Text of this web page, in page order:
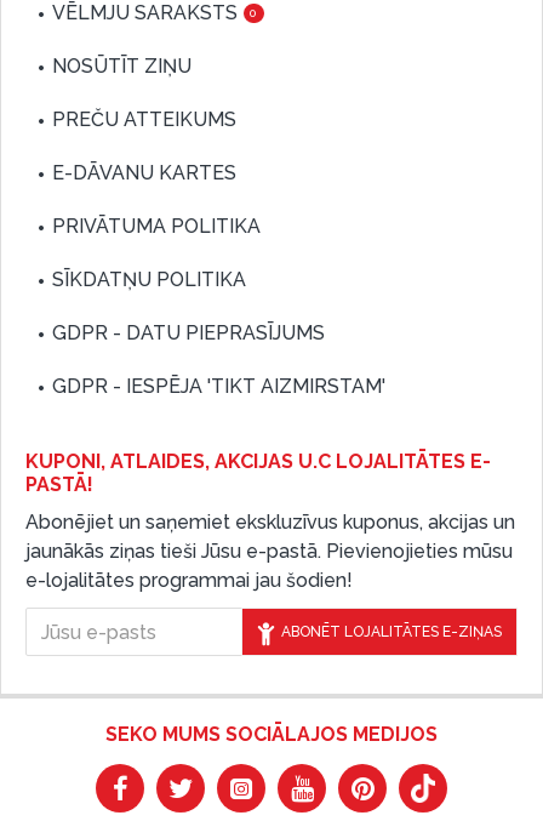
VĒLMJU SARAKSTS 0
NOSŪTĪT ZIŅU
PREČU ATTEIKUMS
E-DĀVANU KARTES
PRIVĀTUMA POLITIKA
SĪKDATŅU POLITIKA
GDPR - DATU PIEPRASĪJUMS
GDPR - IESPĒJA 'TIKT AIZMIRSTAM'
KUPONI, ATLAIDES, AKCIJAS U.C LOJALITĀTES E-
PASTĀ!
Abonējiet un saņemiet ekskluzīvus kuponus, akcijas un
jaunākās ziņas tieši Jūsu e-pastā. Pievienojieties mūsu
e-lojalitātes programmai jau šodien!
ABONĒT LOJALITĀTES E-ZIŅAS
SEKO MUMS SOCIĀLAJOS MEDIJOS